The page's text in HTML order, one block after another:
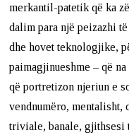
merkantil-patetik që ka
dalim para një peizazhi
dhe hovet teknologjike,
paimagjinueshme – që
që portretizon njeriun e
vendnumëro, mentalisht,
triviale, banale, gjithsesi